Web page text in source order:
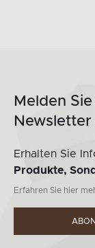
Melden
Newsletter
Erhalten Sie
Produkte,
Erfahren Sie hier